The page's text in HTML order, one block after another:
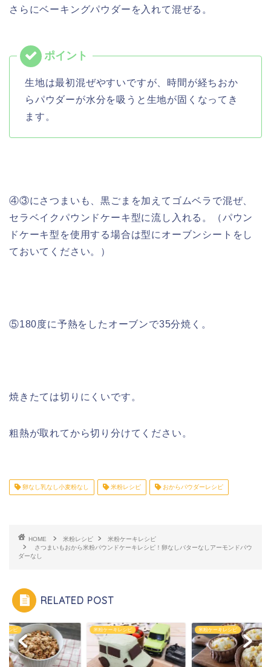
さらにベーキングパウダーを入れて混ぜる。
生地は最初混ぜやすいですが、時間が経ちおか
らパウダーが水分を吸うと生地が固くなってき
ます。
④③にさつまいも、黒ごまを加えてゴムベラで混ぜ、
セラベイクパウンドケーキ型に流し入れる。（パウン
ドケーキ型を使用する場合は型にオーブンシートをし
ておいてください。）
⑤180度に予熱をしたオーブンで35分焼く。
焼きたては切りにくいです。
粗熱が取れてから切り分けてください。
卵なし乳なし小麦粉なし 米粉レシピ おからパウダーレシピ
HOME 米粉レシピ
米粉ケーキレシピ
さつまいもおから米粉パウンドケーキレシピ！卵なしバターなしアーモンドパウ
ダーなし
RELATED POST
米粉ケーキレシピ 米粉ケーキレシピ おからレシピ